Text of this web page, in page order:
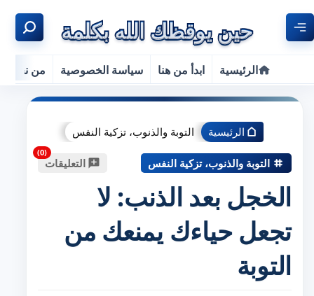
الرئيسية ابدأ من هنا سياسة الخصوصية من نحن
الرئيسية التوبة والذنوب، تزكية النفس
التوبة والذنوب، تزكية النفس التعليقات
الخجل بعد الذنب: لا
تجعل حياءك يمنعك من
التوبة